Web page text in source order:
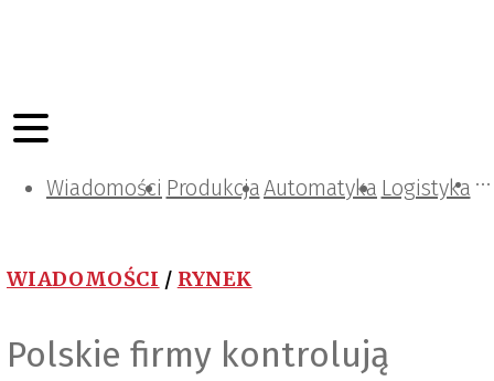
Wiadomości ProdukcjaAutomatyka Logistyka
Projektowanie i konstrukcje
Zarządzanie i IT
Tematy specjalne
WIADOMOŚCI / RYNEK
Polskie firmy kontrolują